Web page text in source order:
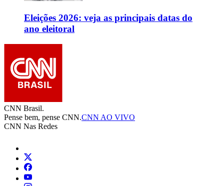
Eleições 2026: veja as principais datas do
ano eleitoral
CNN Brasil.
Pense bem, pense CNN.CNN AO VIVO
CNN Nas Redes